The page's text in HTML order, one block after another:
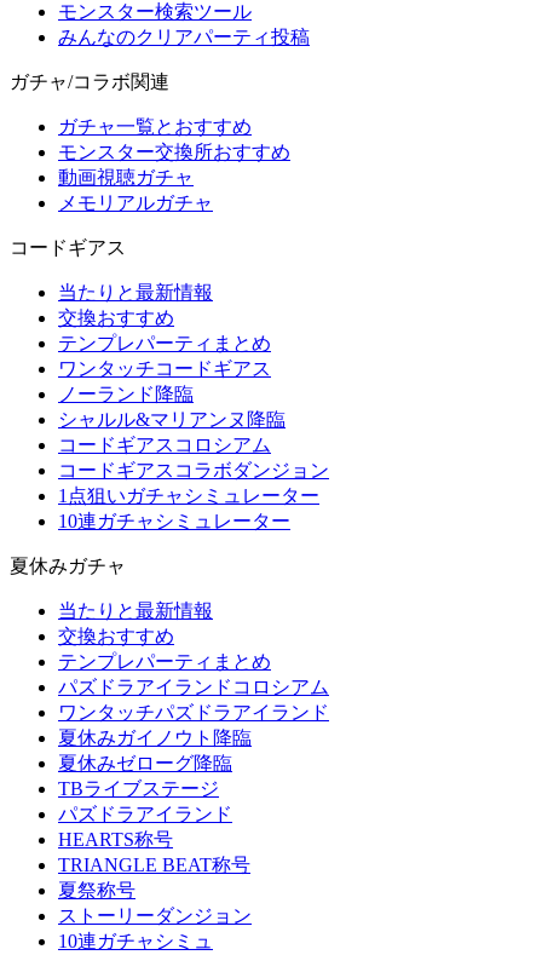
モンスター検索ツール
みんなのクリアパーティ投稿
ガチャ/コラボ関連
ガチャ一覧とおすすめ
モンスター交換所おすすめ
動画視聴ガチャ
メモリアルガチャ
コードギアス
当たりと最新情報
交換おすすめ
テンプレパーティまとめ
ワンタッチコードギアス
ノーランド降臨
シャルル&マリアンヌ降臨
コードギアスコロシアム
コードギアスコラボダンジョン
1点狙いガチャシミュレーター
10連ガチャシミュレーター
夏休みガチャ
当たりと最新情報
交換おすすめ
テンプレパーティまとめ
パズドラアイランドコロシアム
ワンタッチパズドラアイランド
夏休みガイノウト降臨
夏休みゼローグ降臨
TBライブステージ
パズドラアイランド
HEARTS称号
TRIANGLE BEAT称号
夏祭称号
ストーリーダンジョン
10連ガチャシミュ